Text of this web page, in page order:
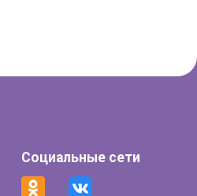
Социальные сети